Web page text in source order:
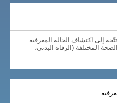
إلى اكتشاف الحالة المعرفية
المختلفة (الرفاه البدني،